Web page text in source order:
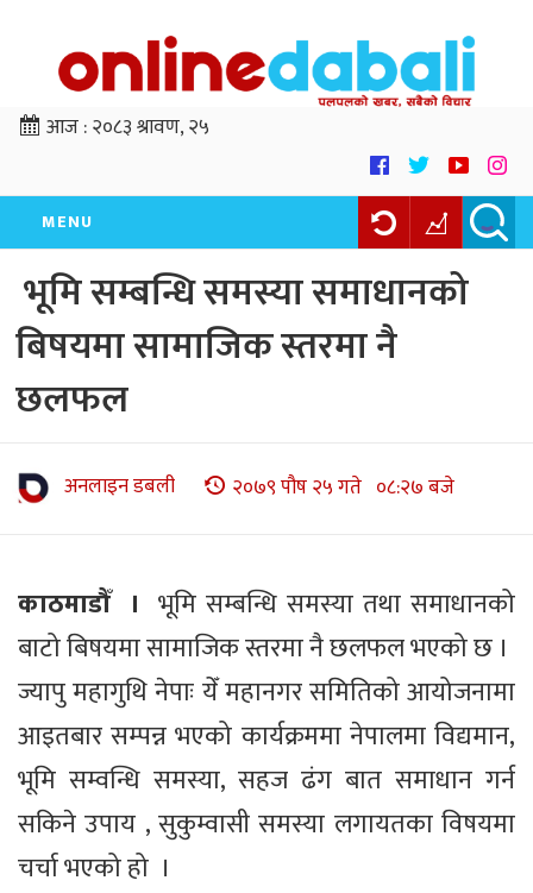
आज :२०८३ श्रावण, २५
MENU
भूमि सम्बन्धि समस्या समाधानको
बिषयमा सामाजिक स्तरमा नै
छलफल
अनलाइन डबली २०७९ पौष २५ गते ०८:२७ बजे
काठमाडौँ । भूमि सम्बन्धि समस्या तथा समाधानको
बाटो बिषयमा सामाजिक स्तरमा नै छलफल भएको छ ।
ज्यापु महागुथि नेपाः येँ महानगर समितिको आयोजनामा
आइतबार सम्पन्न भएको कार्यक्रममा नेपालमा विद्यमान,
भूमि सम्वन्धि समस्या, सहज ढंग बात समाधान गर्न
सकिने उपाय , सुकुम्वासी समस्या लगायतका विषयमा
चर्चा भएको हो ।